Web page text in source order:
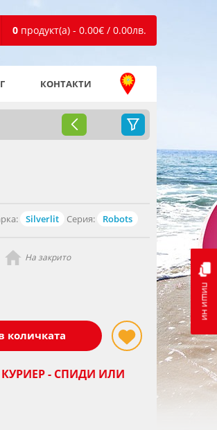
0 продукт(а) - 0.00€ / 0.00лв.
пиши ни
КОНТАКТИ
Silverlit Серия: Robots
На закрито
количката
- СПИДИ ИЛИ